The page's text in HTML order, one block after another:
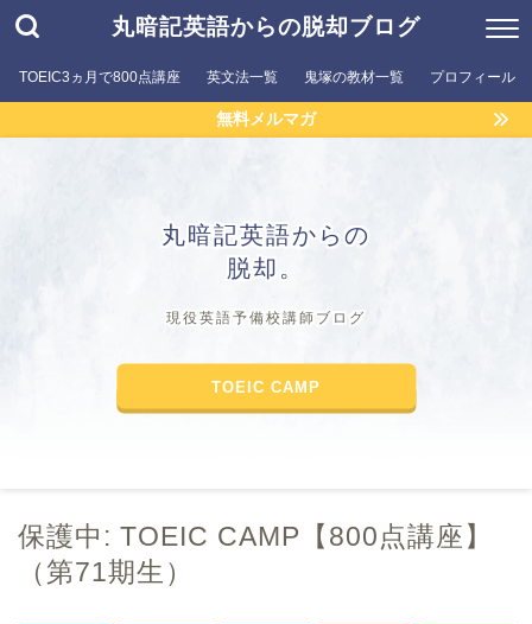
丸暗記英語からの脱却ブログ
TOEIC3ヵ月で800点講座 英文法一覧 鬼塚の教材一覧 プロフィール
無料メルマガ
丸暗記英語からの
脱却。
現役英語予備校講師ブログ
TOEIC CAMP
保護中: TOEIC CAMP【800点講座】
（第71期生）